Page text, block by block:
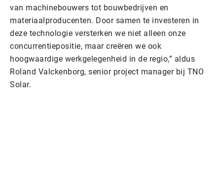
van machinebouwers tot bouwbedrijven en
materiaalproducenten. Door samen te investeren in
deze technologie versterken we niet alleen onze
concurrentiepositie, maar creëren we ook
hoogwaardige werkgelegenheid in de regio,” aldus
Roland Valckenborg, senior project manager bij TNO
Solar.